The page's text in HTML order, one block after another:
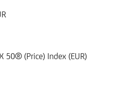
50® (Price) Index (EUR)